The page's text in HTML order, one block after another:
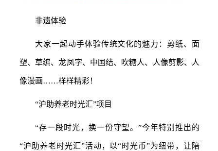
非遗体验
大家一起动手体验传统文化的魅力：剪纸、面
塑、草编、龙凤字、中国结、吹糖人、人像剪影、人
像漫画……样样精彩！
“沪助养老时光汇”项目
“存一段时光，换一份守望。”今年特别推出的
“沪助养老时光汇”活动，以“时光币”为纽带，让陪